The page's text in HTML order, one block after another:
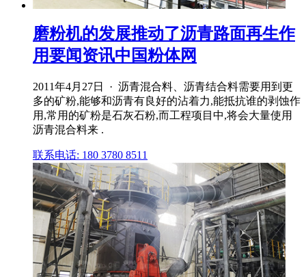
磨粉机的发展推动了沥青路面再生作
用要闻资讯中国粉体网
2011年4月27日 · 沥青混合料、沥青结合料需要用到更
多的矿粉,能够和沥青有良好的沾着力,能抵抗谁的剥蚀作
用,常用的矿粉是石灰石粉,而工程项目中,将会大量使用
沥青混合料来 .
联系电话: 180 3780 8511